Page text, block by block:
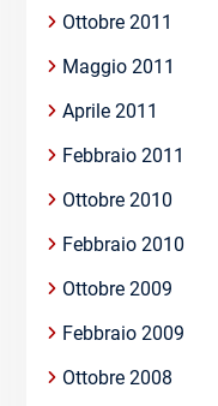
Ottobre 2011
Maggio 2011
Aprile 2011
Febbraio 2011
Ottobre 2010
Febbraio 2010
Ottobre 2009
Febbraio 2009
Ottobre 2008